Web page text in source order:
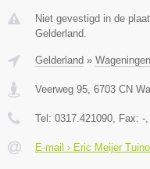
Niet gevestigd in de
Gelderland.
Gelderland » Wageningen
Veerweg 95 6703 CN
Tel: 0317.421090 , Fax: -
E-mail › Eric Meijer